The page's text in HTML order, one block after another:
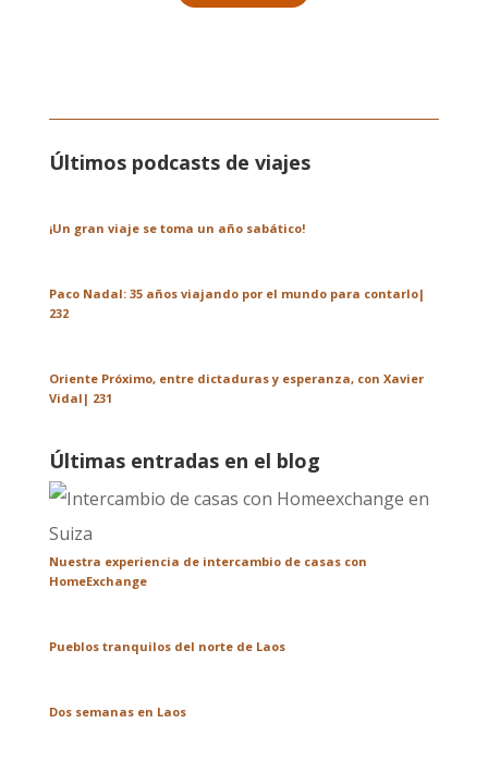
Últimos podcasts de viajes
¡Un gran viaje se toma un año sabático!
Paco Nadal: 35 años viajando por el mundo para contarlo|
232
Oriente Próximo, entre dictaduras y esperanza, con Xavier
Vidal| 231
Últimas entradas en el blog
Nuestra experiencia de intercambio de casas con
HomeExchange
Pueblos tranquilos del norte de Laos
Dos semanas en Laos